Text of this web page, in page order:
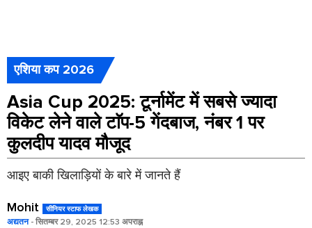
एशिया कप 2026
Asia Cup 2025: टूर्नामेंट में सबसे ज्यादा
विकेट लेने वाले टाॅप-5 गेंदबाज, नंबर 1 पर
कुलदीप यादव मौजूद
आइए बाकी खिलाड़ियों के बारे में जानते हैं
Mohit सीनियर स्टाफ लेखक
अद्यतन- सितम्बर 29, 2025 12:53 अपराह्न